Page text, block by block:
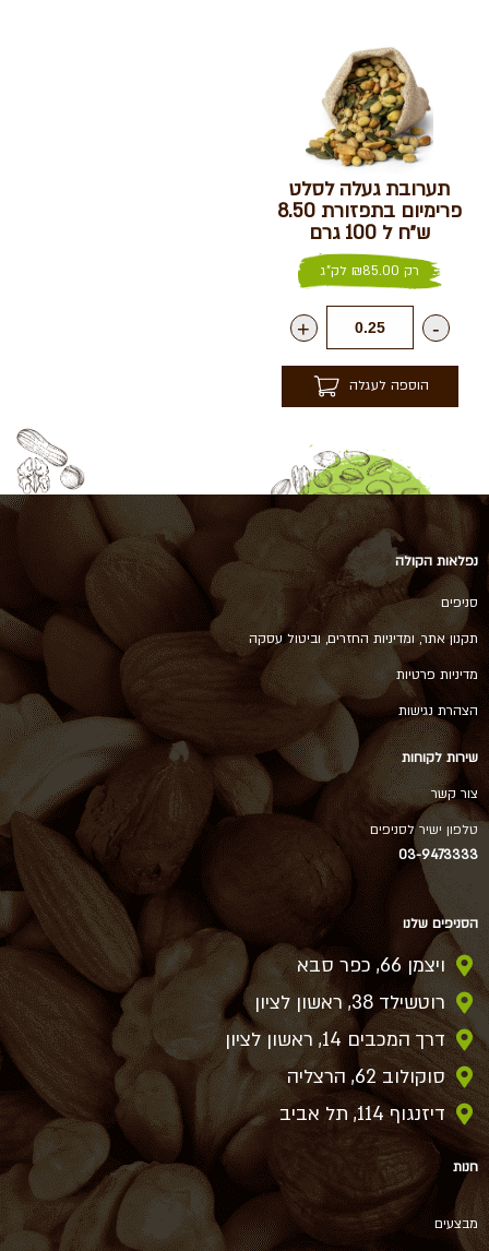
תערובת געלה לסלט
פרימיום בתפזורת 8.50
ש״ח ל 100 גרם
רק ₪85.00 לק"ג
-
+
הוספה לעגלה
נפלאות הקולה
סניפים
תקנון אתר, ומדיניות החזרים, וביטול עסקה
מדיניות פרטיות
הצהרת נגישות
שירות לקוחות
צור קשר
טלפון ישיר לסניפים
03-9473333
הסניפים שלנו
ויצמן 66, כפר סבא
רוטשילד 38, ראשון לציון
דרך המכבים 14, ראשון לציון
סוקולוב 62, הרצליה
דיזנגוף 114, תל אביב
חנות
מבצעים